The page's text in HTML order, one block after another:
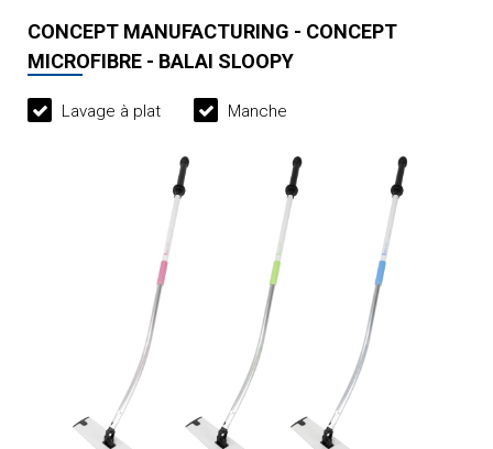
CONCEPT MANUFACTURING - CONCEPT
MICROFIBRE - BALAI SLOOPY
Lavage à plat Manche